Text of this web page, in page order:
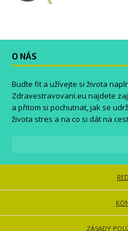
O NÁS
Buďte fit a užívejte si života
Zdravestravovani.eu najdete
a přitom si pochutnat, jak se
života stres a na co si dát na
ZÁSADY